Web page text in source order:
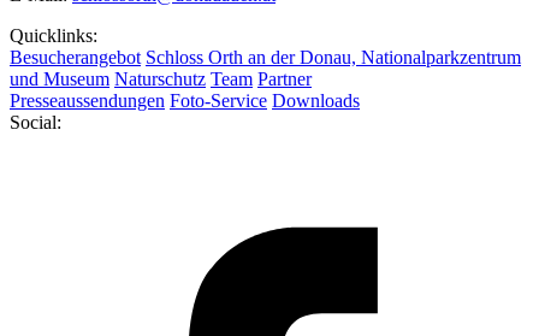
Quicklinks:
Besucherangebot Schloss Orth an der Donau, Nationalparkzentrum
und Museum Naturschutz Team Partner
Presseaussendungen Foto-Service Downloads
Social: